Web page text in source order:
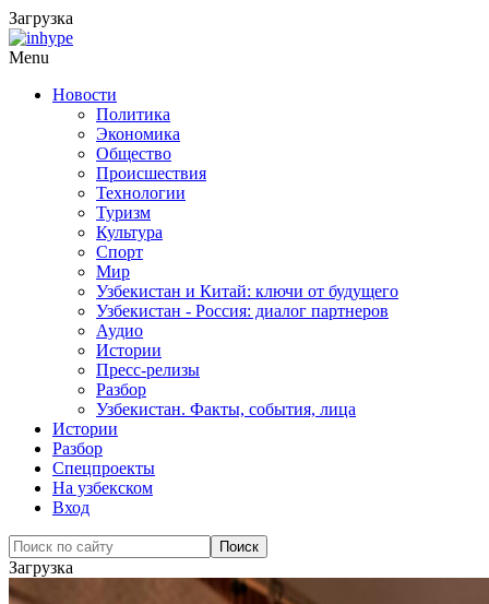
Загрузка
Menu
Новости
Политика
Экономика
Общество
Происшествия
Технологии
Туризм
Культура
Спорт
Мир
Узбекистан и Китай: ключи от будущего
Узбекистан - Россия: диалог партнеров
Аудио
Истории
Пресс-релизы
Разбор
Узбекистан. Факты, события, лица
Истории
Разбор
Спецпроекты
На узбекском
Вход
Загрузка